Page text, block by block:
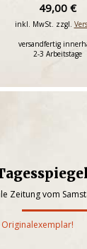
49,00 €
inkl. MwSt. zzgl.
versandfertig
2-3 Arbeitstage
Zeitung vom